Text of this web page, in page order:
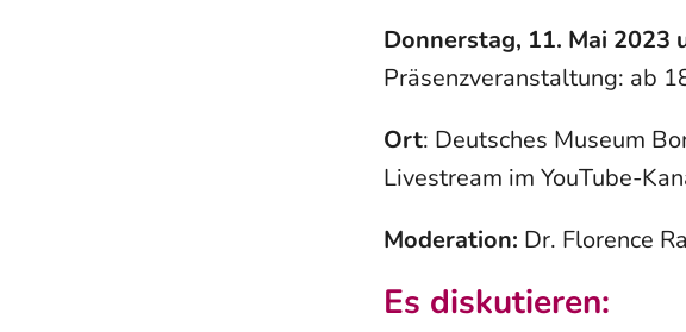
Donnerstag, 11. Mai 2023
Präsenzveranstaltung: ab
Ort: Deutsches Museum
Livestream im YouTube-
Moderation: Dr. Florence
Es diskutieren: